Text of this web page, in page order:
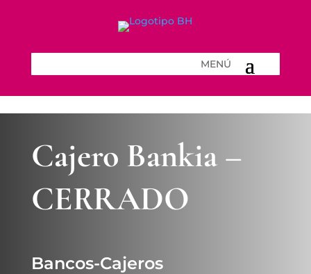
Cajero Bankia –
CERRADO
Bancos-Cajeros